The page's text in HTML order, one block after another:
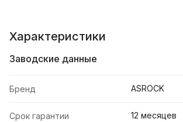
Характеристики
Заводские данные
Бренд ASROCK
Срок гарантии 12 месяцев